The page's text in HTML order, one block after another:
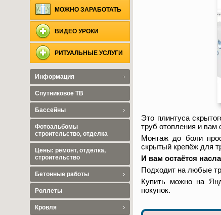
Это плинтуса
труб отопления и вам
Монтаж до боли
скрытый крепёж для
И вам остаётся
Подходит на любые
Купить можно на
покупок.
МОЖНО ЗАРАБОТАТЬ
ВИДЕО УРОКИ
РИТУАЛЬНЫЕ УСЛУГИ
Информация
Спутниковое ТВ
Бассейны
Фотоальбомы
строительство, отделка
Цены: ремонт, отделка,
строительство
Бетонные работы
Роллеты
Кровля